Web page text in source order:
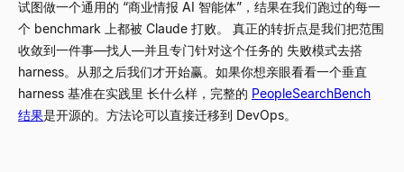
试图做一个通用的 “商业情报 AI 智能体” ，结果在我们跑过的每一
个 benchmark 上都被 Claude 打败。 真正的转折点是我们把范围
收敛到一件事—找人—并且专门针对这个任务的 失败模式去搭
harness。从那之后我们才开始赢。如果你想亲眼看看一个垂直
harness 基准在实践里 长什么样，完整的 PeopleSearchBench
结果是开源的。方法论可以直接迁移到 DevOps。